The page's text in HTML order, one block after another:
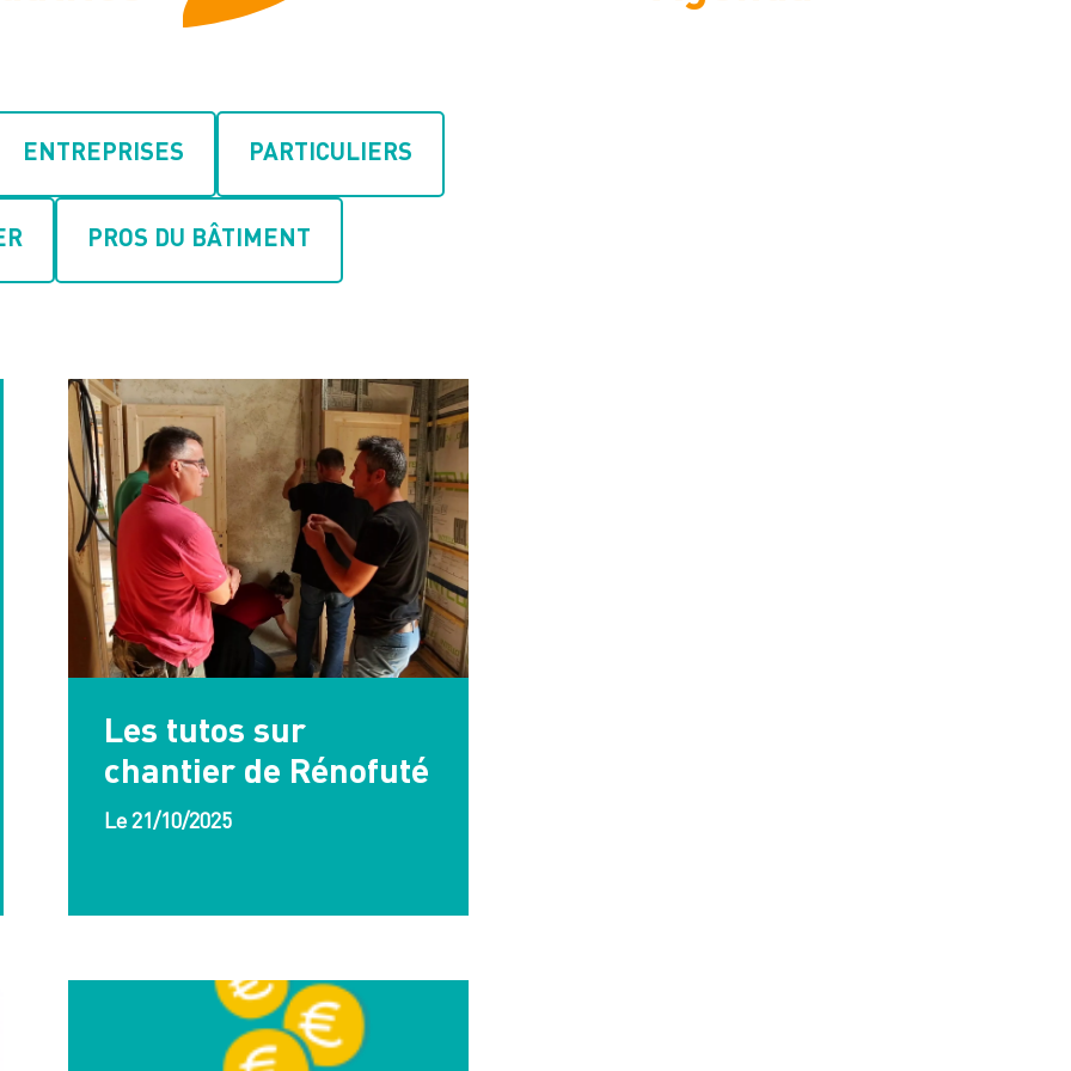
ENTREPRISES PARTICULIERS
PROS DU BÂTIMENT
Les tutos sur
chantier de Rénofuté
Le 21/10/2025